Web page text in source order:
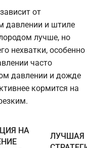
от
давлении и штиле
лучше, но
нехватки, особенно
часто
давлении и дожде
кормится на
НА
ЛУЧШАЯ